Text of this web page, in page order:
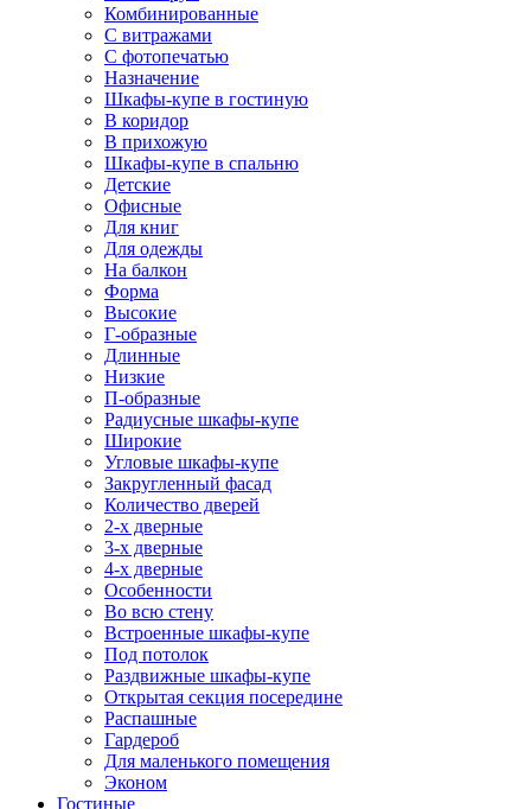
Комбинированные
С витражами
С фотопечатью
Назначение
Шкафы-купе в гостиную
В коридор
В прихожую
Шкафы-купе в спальню
Детские
Офисные
Для книг
Для одежды
На балкон
Форма
Высокие
Г-образные
Длинные
Низкие
П-образные
Радиусные шкафы-купе
Широкие
Угловые шкафы-купе
Закругленный фасад
Количество дверей
2-х дверные
3-х дверные
4-х дверные
Особенности
Во всю стену
Встроенные шкафы-купе
Под потолок
Раздвижные шкафы-купе
Открытая секция посередине
Распашные
Гардероб
Для маленького помещения
Эконом
Гостиные